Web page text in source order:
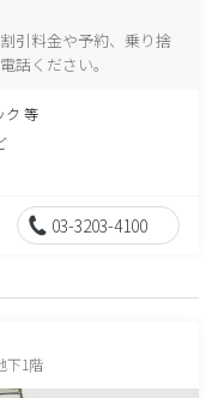
引料金や予約、乗り捨
話ください。
ク 等
03-3203-4100
下1階